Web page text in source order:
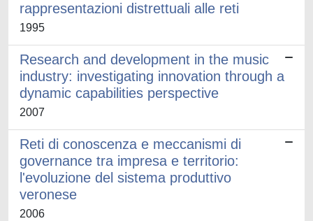
rappresentazioni distrettuali alle reti
1995
Research and development in the music
industry: investigating innovation through a
dynamic capabilities perspective
2007
Reti di conoscenza e meccanismi di
governance tra impresa e territorio:
l'evoluzione del sistema produttivo
veronese
2006